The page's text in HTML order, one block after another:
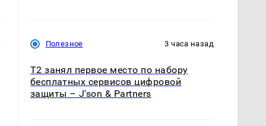
Полезное 3 часа назад
Т2 занял первое место по набору
бесплатных сервисов цифровой
защиты – J'son & Partners